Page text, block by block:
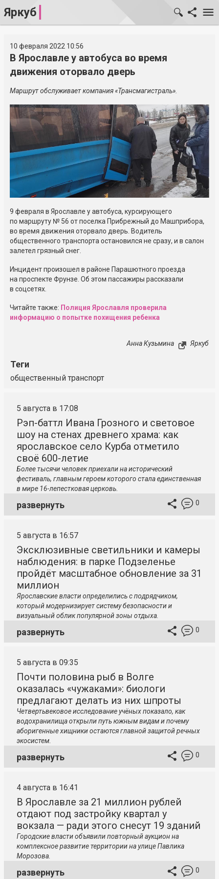
Яркуб
10 февраля 2022 10:56
В Ярославле у автобуса во время
движения оторвало дверь
Маршрут обслуживает компания «Трансмагистраль».
9 февраля в Ярославле у автобуса, курсирующего
по маршруту № 56 от поселка Прибрежный до Машприбора,
во время движения оторвало дверь. Водитель
общественного транспорта остановился не сразу, и в салон
залетел грязный снег.
Инцидент произошел в районе Парашютного проезда
на проспекте Фрунзе. Об этом пассажиры рассказали
в соцсетях.
Читайте также: Полиция Ярославля проверила
информацию о попытке похищения ребенка
Анна Кузьмина Яркуб
Теги
общественный транспорт
5 августа в 17:08
Рэп-баттл Ивана Грозного и световое
шоу на стенах древнего храма: как
ярославское село Курба отметило
своё 600-летие
Более тысячи человек приехали на исторический
фестиваль, главным героем которого стала единственная
в мире 16-лепестковая церковь.
развернуть 0
5 августа в 16:57
Эксклюзивные светильники и камеры
наблюдения: в парке Подзеленье
пройдёт масштабное обновление за 31
миллион
Ярославские власти определились с подрядчиком,
который модернизирует систему безопасности и
визуальный облик популярной зоны отдыха.
развернуть 0
5 августа в 09:35
Почти половина рыб в Волге
оказалась «чужаками»: биологи
предлагают делать из них шпроты
Четвертьвековое исследование учёных показало, как
водохранилища открыли путь южным видам и почему
аборигенные хищники остаются главной защитой речных
экосистем.
развернуть 0
4 августа в 16:41
В Ярославле за 21 миллион рублей
отдают под застройку квартал у
вокзала — ради этого снесут 19 зданий
Городские власти объявили повторный аукцион на
комплексное развитие территории на улице Павлика
Морозова.
развернуть 0